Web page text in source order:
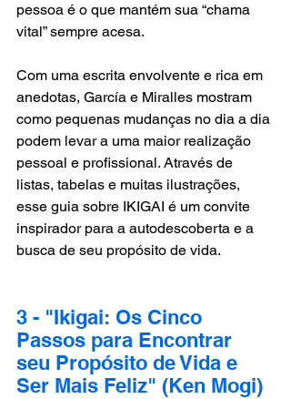
pessoa é o que mantém sua “chama
vital” sempre acesa.
Com uma escrita envolvente e rica em
anedotas, García e Miralles mostram
como pequenas mudanças no dia a dia
podem levar a uma maior realização
pessoal e profissional. Através de
listas, tabelas e muitas ilustrações,
esse guia sobre IKIGAI é um convite
inspirador para a autodescoberta e a
busca de seu propósito de vida.
3 - "Ikigai: Os Cinco
Passos para Encontrar
seu Propósito de Vida e
Ser Mais Feliz" (Ken Mogi)